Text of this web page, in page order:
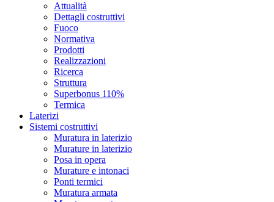
Attualità
Dettagli costruttivi
Fuoco
Normativa
Prodotti
Realizzazioni
Ricerca
Struttura
Superbonus 110%
Termica
Laterizi
Sistemi costruttivi
Muratura in laterizio
Murature in laterizio
Posa in opera
Murature e intonaci
Ponti termici
Muratura armata